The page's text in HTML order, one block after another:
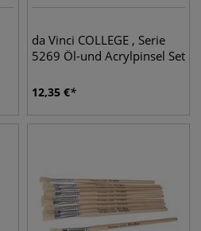
da Vinci COLLEGE , Serie
5269 Öl-und Acrylpinsel Set
12,35 €